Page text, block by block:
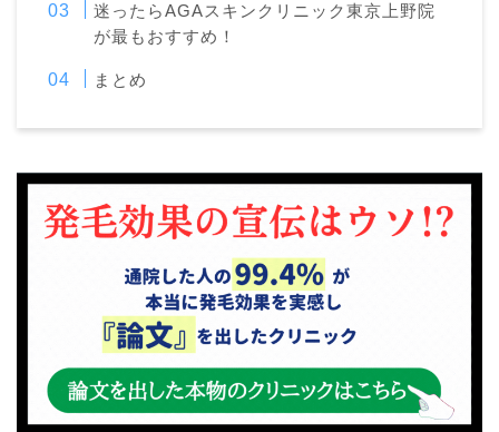
迷ったらAGAスキンクリニック東京上野院
が最もおすすめ！
まとめ